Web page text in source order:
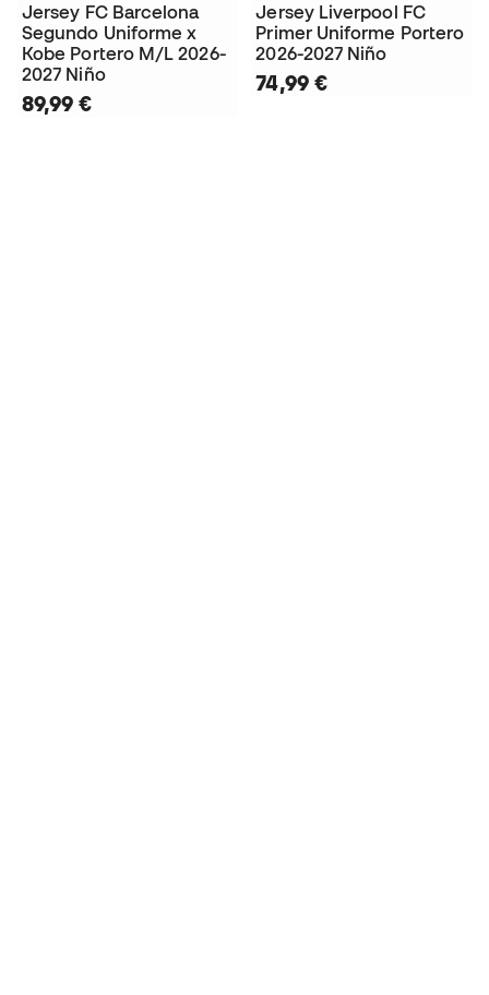
Jersey FC Barcelona
Segundo Uniforme x
Kobe Portero M/L 2026-
2027 Niño
89,99 €
Jersey Liverpool FC
Primer Uniforme Portero
2026-2027 Niño
74,99 €